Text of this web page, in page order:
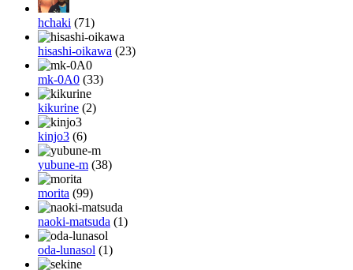
hchaki (71)
hisashi-oikawa (23)
mk-0A0 (33)
kikurine (2)
kinjo3 (6)
yubune-m (38)
morita (99)
naoki-matsuda (1)
oda-lunasol (1)